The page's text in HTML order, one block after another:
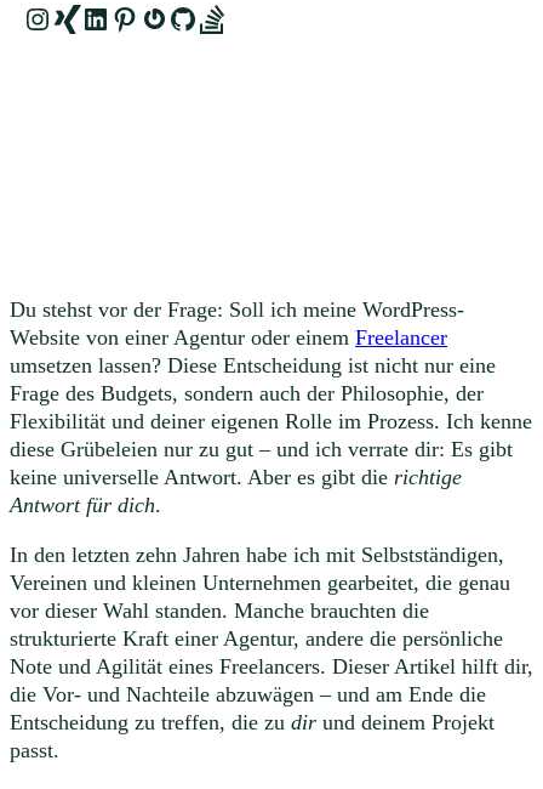
Instagram
LinkLinkedIn
Pinterest
Gravatar
GitHub
Link
Du stehst vor der Frage: Soll ich meine WordPress-
Website von einer Agentur oder einem Freelancer
umsetzen lassen? Diese Entscheidung ist nicht nur eine
Frage des Budgets, sondern auch der Philosophie, der
Flexibilität und deiner eigenen Rolle im Prozess. Ich kenne
diese Grübeleien nur zu gut – und ich verrate dir: Es gibt
keine universelle Antwort. Aber es gibt die richtige
Antwort für dich.
In den letzten zehn Jahren habe ich mit Selbstständigen,
Vereinen und kleinen Unternehmen gearbeitet, die genau
vor dieser Wahl standen. Manche brauchten die
strukturierte Kraft einer Agentur, andere die persönliche
Note und Agilität eines Freelancers. Dieser Artikel hilft dir,
die Vor- und Nachteile abzuwägen – und am Ende die
Entscheidung zu treffen, die zu dir und deinem Projekt
passt.